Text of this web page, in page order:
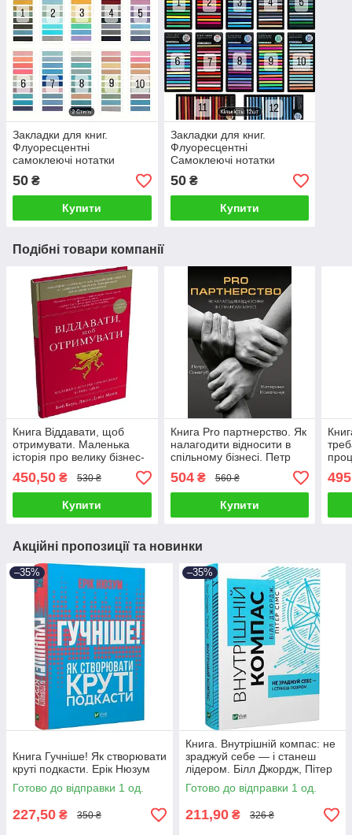
Закладки для книг.
Флуоресцентні
самоклеючі нотатки
50 ₴
Купити
Закладки для книг.
Флуоресцентні
Самоклеючі нотатки
50₴
Купити
Подібні товари компанії
Книга Віддавати, щоб
отримувати. Маленька
історія про велику бізнес-
Боб Берг
450,50 ₴ 530 ₴
Купити
Книга Pro партнерство. Як
налагодити відносити в
спільному бізнесі. Петр
504₴ 560 ₴
Купити
495
Акційні пропозиції та новинки
–35%
Книга Гучніше! Як створювати
круті подкасти. Ерік Нюзум
Готово до відправки 1 од.
227,50 ₴ 350 ₴
–35%
Книга. Внутрішній компас: не
зраджуй себе — і станеш
лідером. Білл Джордж, Пітер
Сімс
Готово до відправки 1 од.
211,90 ₴ 326 ₴